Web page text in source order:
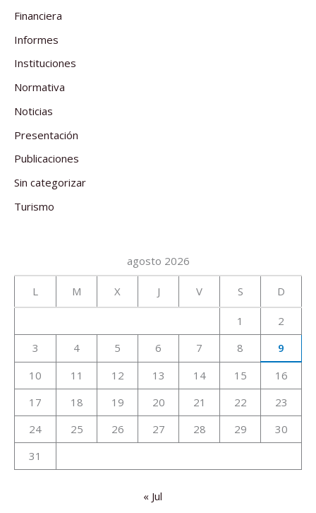
Financiera
Informes
Instituciones
Normativa
Noticias
Presentación
Publicaciones
Sin categorizar
Turismo
agosto 2026
L M X J V S D
1
2
3
4 5 6 7 8
9
10
11 12 13 14 15
16
17
18 19 20 21 22
23
24
25 26 27 28 29
30
31
« Jul